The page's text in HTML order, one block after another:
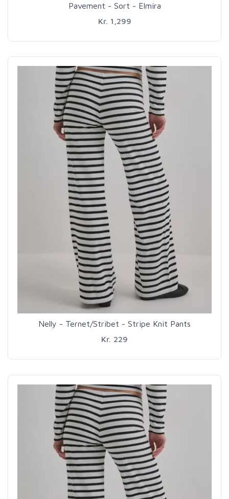
Pavement - Sort - Elmira
Kr. 1,299
Nelly - Ternet/Stribet - Stripe Knit Pants
Kr. 229